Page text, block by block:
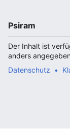
Psiram
Der Inhalt ist
anders
Datenschutz